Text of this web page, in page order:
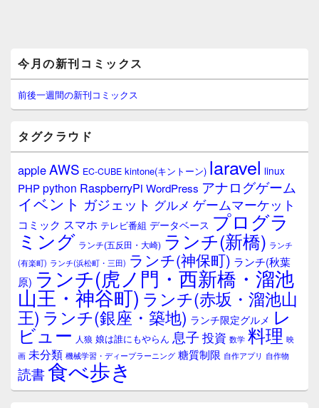
イ
ン
サ
イ
ウ
ィ
ジ
ェ
ア
今月の新刊コミックス
前後一週間の新刊コミックス
タグクラウド
appleAWS EC-CUBE kintone(キントーン) laravel linux
PHPpython RaspberryPi WordPress アナログゲーム
イベント ガジェット グルメ ゲームマーケット
コミック スマホ テレビ番組 データベース プログラ
ミング ランチ(五反田・大崎) ランチ(新橋) ランチ
(有楽町) ランチ(浜松町・三田) ランチ(神保町) ランチ(秋葉
原) ランチ(虎ノ門・西新橋・溜池
山王・神谷町) ランチ(赤坂・溜池山
王) ランチ(銀座・築地) ランチ限定グルメ レ
ビュー 人狼 娘は誰にもやらん 息子 投資 数学 料理 映
画 未分類 機械学習・ディープラーニング 糖質制限 自作アプリ 自作物
読書食べ歩き